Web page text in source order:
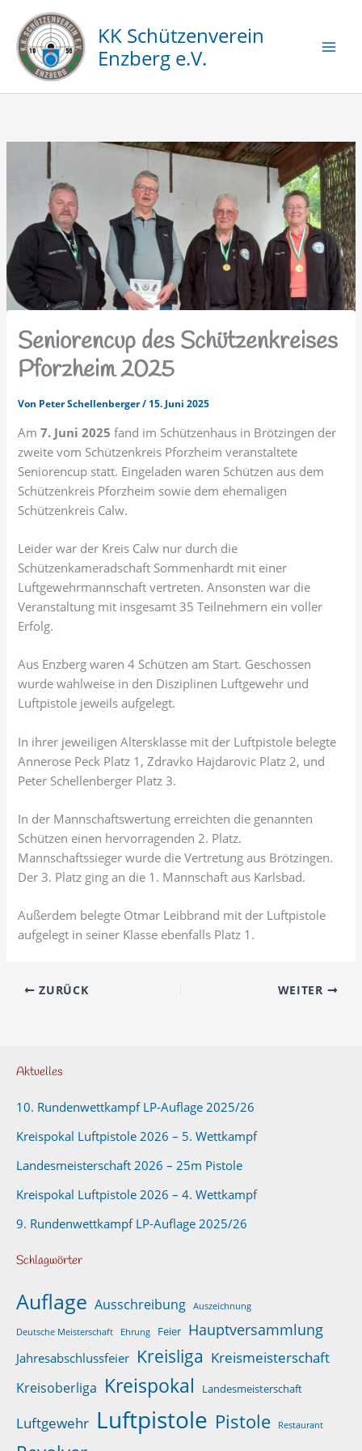
Inhalt
springen
KK Schützenverein
Enzberg e.V.
Seniorencup des Schützenkreises
Pforzheim 2025
Von Peter Schellenberger/ 15. Juni 2025
Am7. Juni 2025 fand im Schützenhaus in Brötzingen der
zweite vom Schützenkreis Pforzheim veranstaltete
Seniorencup statt. Eingeladen waren Schützen aus dem
Schützenkreis Pforzheim sowie dem ehemaligen
Schützenkreis Calw.
Leider war der Kreis Calw nur durch die
Schützenkameradschaft Sommenhardt mit einer
Luftgewehrmannschaft vertreten. Ansonsten war die
Veranstaltung mit insgesamt 35 Teilnehmern ein voller
Erfolg.
Aus Enzberg waren 4 Schützen am Start. Geschossen
wurde wahlweise in den Disziplinen Luftgewehr und
Luftpistole jeweils aufgelegt.
In ihrer jeweiligen Altersklasse mit der Luftpistole belegte
Annerose Peck Platz 1, Zdravko Hajdarovic Platz 2, und
Peter Schellenberger Platz 3.
In der Mannschaftswertung erreichten die genannten
Schützen einen hervorragenden 2. Platz.
Mannschaftssieger wurde die Vertretung aus Brötzingen.
Der 3. Platz ging an die 1. Mannschaft aus Karlsbad.
Außerdem belegte Otmar Leibbrand mit der Luftpistole
aufgelegt in seiner Klasse ebenfalls Platz 1.
ZURÜCK WEITER
Aktuelles
10. Rundenwettkampf LP-Auflage 2025/26
Kreispokal Luftpistole 2026 – 5. Wettkampf
Landesmeisterschaft 2026 – 25m Pistole
Kreispokal Luftpistole 2026 – 4. Wettkampf
9. Rundenwettkampf LP-Auflage 2025/26
Schlagwörter
Auflage Ausschreibung Auszeichnung
Deutsche Meisterschaft Ehrung Feier Hauptversammlung
Jahresabschlussfeier Kreisliga Kreismeisterschaft
Kreisoberliga Kreispokal Landesmeisterschaft
Luftgewehr Luftpistole Pistole Restaurant